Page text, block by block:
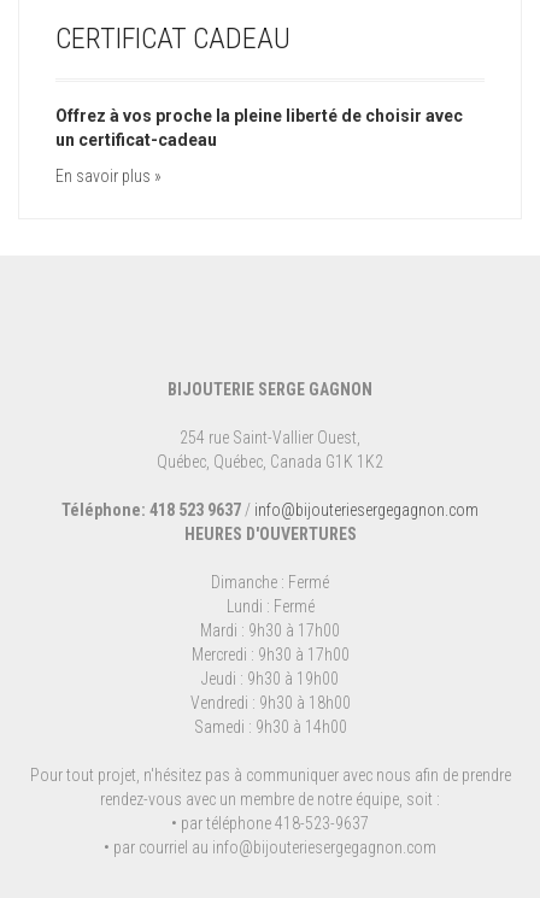
CERTIFICAT CADEAU
Offrez à vos proche la pleine liberté de choisir avec
un certificat-cadeau
En savoir plus »
BIJOUTERIE SERGE GAGNON
254 rue Saint-Vallier Ouest,
Québec, Québec, Canada G1K 1K2
Téléphone: 418 523 9637 / info@bijouteriesergegagnon.com
HEURES D'OUVERTURES
Dimanche : Fermé
Lundi : Fermé
Mardi : 9h30 à 17h00
Mercredi : 9h30 à 17h00
Jeudi : 9h30 à 19h00
Vendredi : 9h30 à 18h00
Samedi : 9h30 à 14h00
Pour tout projet, n'hésitez pas à communiquer avec nous afin de prendre
rendez-vous avec un membre de notre équipe, soit :
• par téléphone 418-523-9637
• par courriel au info@bijouteriesergegagnon.com